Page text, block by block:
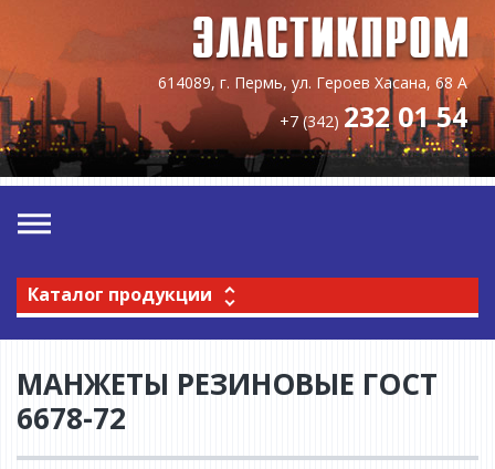
614089, г. Пермь, ул. Героев Хасана, 68 А
+7 (342) 232 01 54
Каталог продукции
МАНЖЕТЫ РЕЗИНОВЫЕ ГОСТ
6678-72